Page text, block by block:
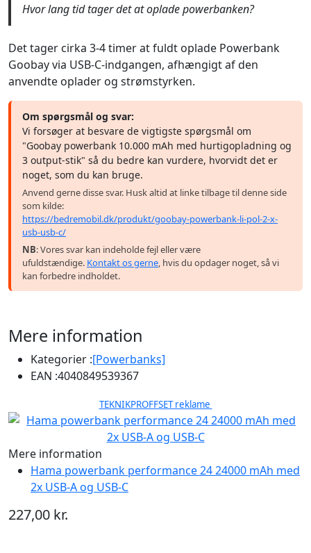
Hvor lang tid tager det at oplade powerbanken?
Det tager cirka 3-4 timer at fuldt oplade Powerbank
Goobay via USB-C-indgangen, afhængigt af den
anvendte oplader og strømstyrken.
Om spørgsmål og svar:
Vi forsøger at besvare de vigtigste spørgsmål om
"Goobay powerbank 10.000 mAh med hurtigopladning og
3 output-stik" så du bedre kan vurdere, hvorvidt det er
noget, som du kan bruge.
Anvend gerne disse svar. Husk altid at linke tilbage til denne side
som kilde:
https://bedremobil.dk/produkt/goobay-powerbank-li-pol-2-x-
usb-usb-c/
NB: Vores svar kan indeholde fejl eller være
ufuldstændige. Kontakt os gerne, hvis du opdager noget, så vi
kan forbedre indholdet.
Mere information
Kategorier :[Powerbanks]
EAN :4040849539367
TEKNIKPROFFSET reklame
Mere information
Hama powerbank performance 24 24000 mAh med
2x USB-A og USB-C
227,00 kr.